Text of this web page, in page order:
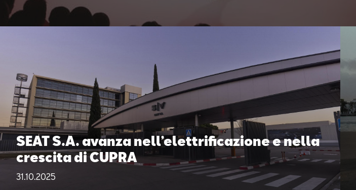
SEAT S.A. avanza nell’elettrificazione e nella
crescita di CUPRA
31.10.2025